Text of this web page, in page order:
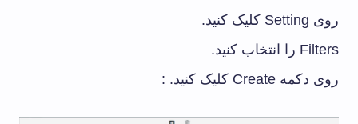
روی Setting کلیک کنید.
Filters را انتخاب کنید.
روی دکمه Create کلیک کنید. :